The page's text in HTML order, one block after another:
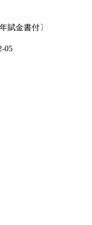
賦金書付〕
05